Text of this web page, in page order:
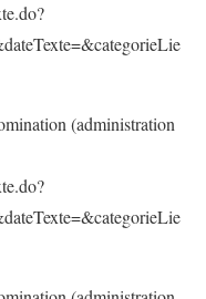
(administration